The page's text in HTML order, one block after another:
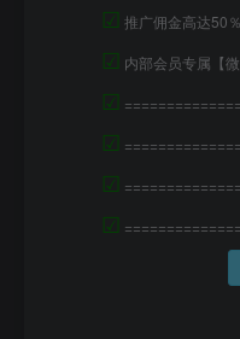
☑ 推广佣金高达50％
☑ 内部会员专属【
☑
☑
☑
☑